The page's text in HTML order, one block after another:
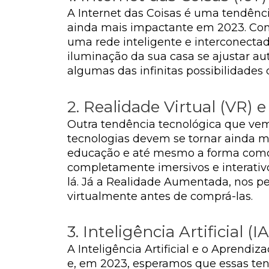
A Internet das Coisas é uma
ainda mais impactante em 2023.
uma rede inteligente e
iluminação da sua casa se ajustar
algumas das infinitas possibilidades
2. Realidade Virtual (VR)
Outra tendência tecnológica que
tecnologias devem se tornar ainda
educação e até mesmo a forma
completamente imersivos e
lá. Já a Realidade Aumentada, nos
virtualmente antes de comprá-las.
3. Inteligência Artificial
A Inteligência Artificial e o
e, em 2023, esperamos que essas